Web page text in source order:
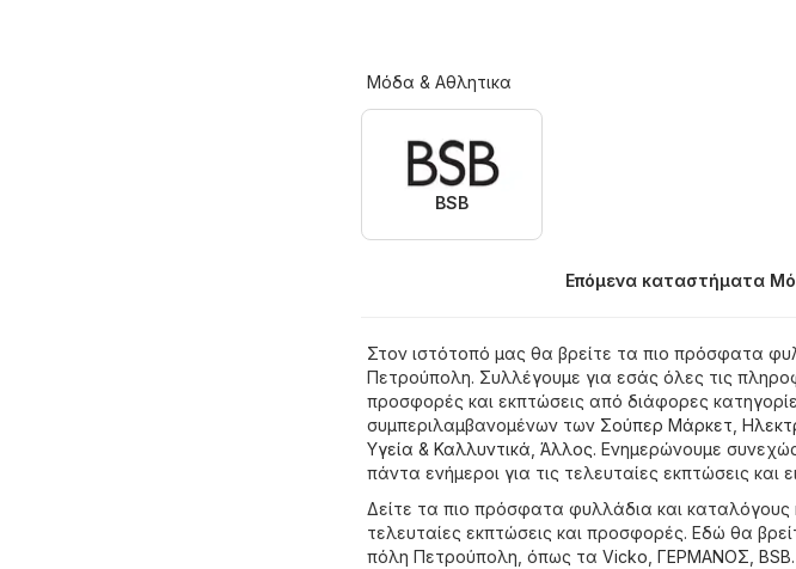
Μόδα & Aθλητικα
BSB
Επόμενα καταστήματα
Στον ιστότοπό μας θα βρείτε τα πιο πρόσφατα
Πετρούπολη. Συλλέγουμε για εσάς όλες τις
προσφορές και εκπτώσεις από διάφορες
συμπεριλαμβανομένων των Σούπερ Μάρκετ
Υγεία & Καλλυντικά Άλλος. Ενημερώνουμε
πάντα ενήμεροι για τις τελευταίες εκπτώσεις και
Δείτε τα πιο πρόσφατα φυλλάδια και καταλόγους
τελευταίες εκπτώσεις και προσφορές. Εδώ θα
πόλη Πετρούπολη, όπως τα Vicko ΓΕΡΜΑΝΟΣ BSB